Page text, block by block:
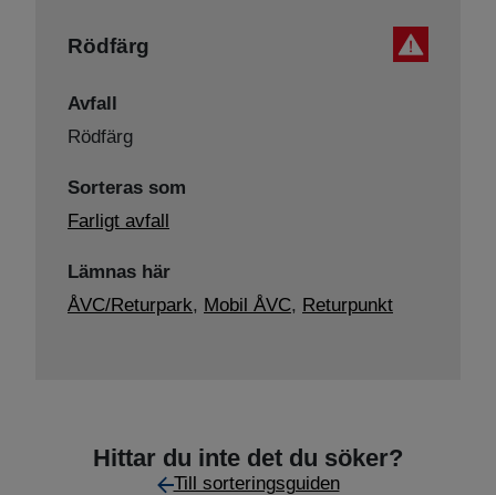
Rödfärg
Avfall
Rödfärg
Sorteras som
Farligt avfall
Lämnas här
ÅVC/Returpark, Mobil ÅVC, Returpunkt
Hittar du inte det du söker?
Till sorteringsguiden